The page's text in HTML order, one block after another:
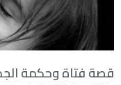
قصة فتاة وحكمة